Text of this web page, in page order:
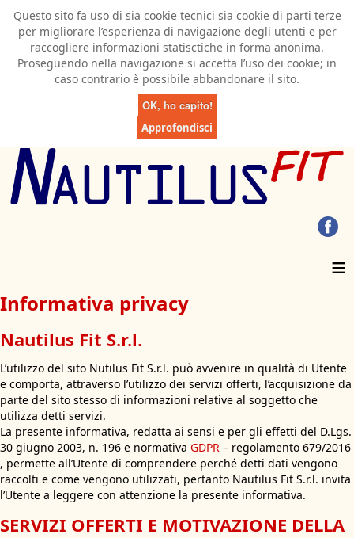
Questo sito fa uso di sia cookie tecnici sia cookie di parti terze
per migliorare l’esperienza di navigazione degli utenti e per
raccogliere informazioni statisctiche in forma anonima.
Proseguendo nella navigazione si accetta l’uso dei cookie; in
caso contrario è possibile abbandonare il sito.
OK, ho capito!
Approfondisci
≡
Informativa privacy
Nautilus Fit S.r.l.
L’utilizzo del sito Nutilus Fit S.r.l. può avvenire in qualità di Utente
e comporta, attraverso l’utilizzo dei servizi offerti, l’acquisizione da
parte del sito stesso di informazioni relative al soggetto che
utilizza detti servizi.
La presente informativa, redatta ai sensi e per gli effetti del D.Lgs.
30 giugno 2003, n. 196 e normativa GDPR – regolamento 679/2016
, permette all’Utente di comprendere perché detti dati vengono
raccolti e come vengono utilizzati, pertanto Nautilus Fit S.r.l. invita
l’Utente a leggere con attenzione la presente informativa.
SERVIZI OFFERTI E MOTIVAZIONE DELLA